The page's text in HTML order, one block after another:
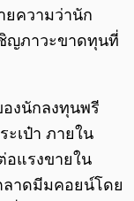
ยความว่านัก
ญภาวะขาดทุนที่
องนักลงทุนพรี
ะเป๋า ภายใน
อแรงขายใน
าดมีมคอยน์โดย